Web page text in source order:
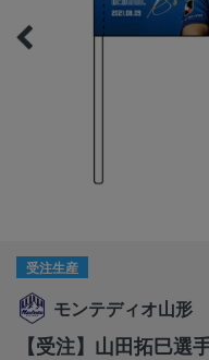
受注生産
モンテディオ山形
【受注】山田拓巳選